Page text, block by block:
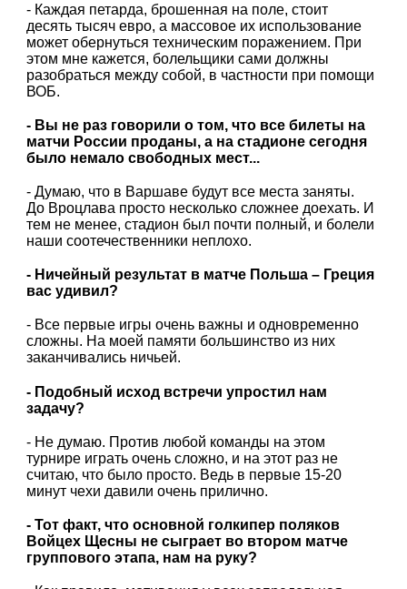
- Каждая петарда, брошенная на поле, стоит
десять тысяч евро, а массовое их использование
может обернуться техническим поражением. При
этом мне кажется, болельщики сами должны
разобраться между собой, в частности при помощи
ВОБ.
- Вы не раз говорили о том, что все билеты на
матчи России проданы, а на стадионе сегодня
было немало свободных мест...
- Думаю, что в Варшаве будут все места заняты.
До Вроцлава просто несколько сложнее доехать. И
тем не менее, стадион был почти полный, и болели
наши соотечественники неплохо.
- Ничейный результат в матче Польша – Греция
вас удивил?
- Все первые игры очень важны и одновременно
сложны. На моей памяти большинство из них
заканчивались ничьей.
- Подобный исход встречи упростил нам
задачу?
- Не думаю. Против любой команды на этом
турнире играть очень сложно, и на этот раз не
считаю, что было просто. Ведь в первые 15-20
минут чехи давили очень прилично.
- Тот факт, что основной голкипер поляков
Войцех Щесны не сыграет во втором матче
группового этапа, нам на руку?